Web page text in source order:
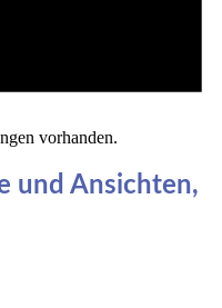
vorhanden.
und Ansichten,